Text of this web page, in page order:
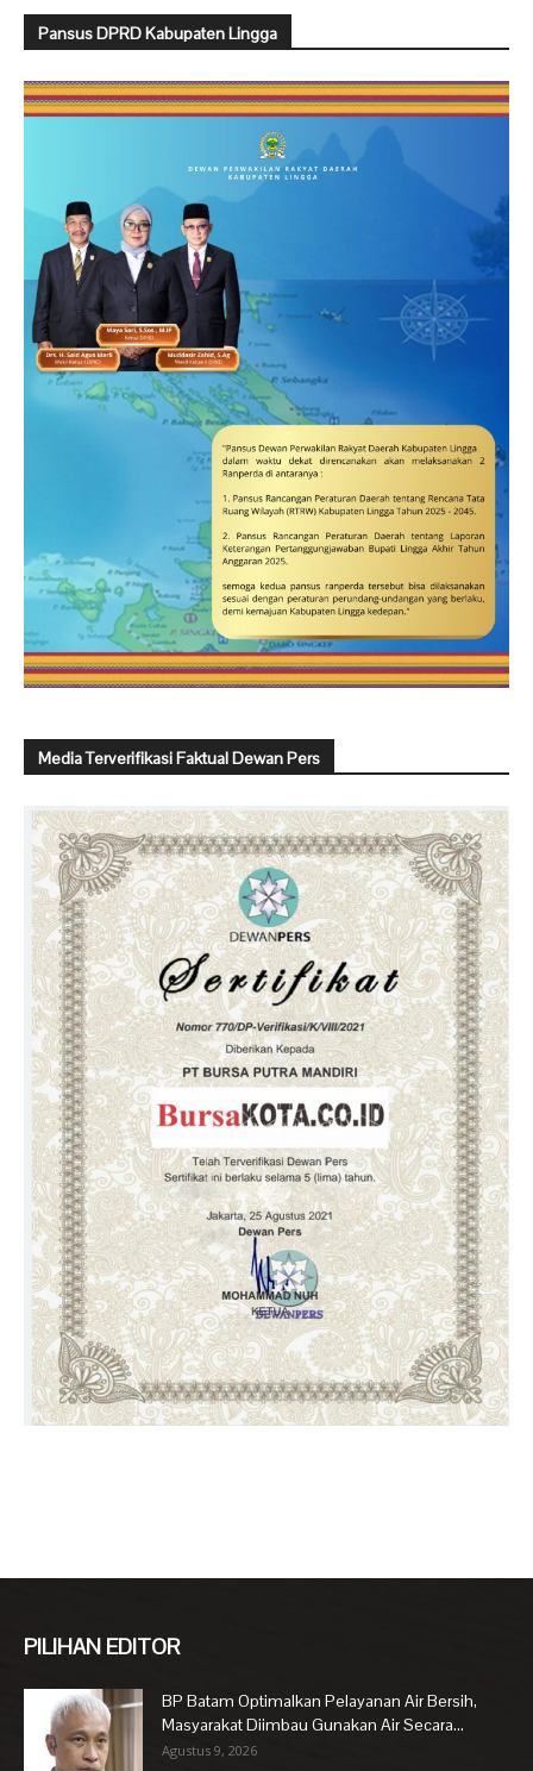
Pansus DPRD Kabupaten Lingga
Media Terverifikasi Faktual Dewan Pers
PILIHAN EDITOR
BP Batam Optimalkan Pelayanan Air Bersih,
Masyarakat Diimbau Gunakan Air Secara...
Agustus 9, 2026